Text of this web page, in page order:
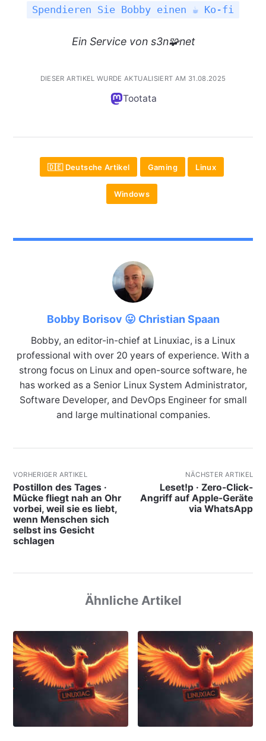
Spendieren Sie Bobby einen ☕ Ko-fi
Ein Servicevon s3n🧩net
DIESER ARTIKEL WURDE AKTUALISIERT AM 31.08.2025
Tootata
🇩🇪 Deutsche Artikel Gaming Linux
Windows
Bobby Borisov 😛 Christian Spaan
Bobby, an editor-in-chief at Linuxiac, is a Linux
professional with over 20 years of experience. With a
strong focus on Linux and open-source software, he
has worked as a Senior Linux System Administrator,
Software Developer, and DevOps Engineer for small
and large multinational companies.
VORHERIGER ARTIKEL
Postillon des Tages ·
Mücke fliegt nah an Ohr
vorbei, weil sie es liebt,
wenn Menschen sich
selbst ins Gesicht
schlagen
NÄCHSTER ARTIKEL
Leset!p · Zero-Click-
Angriff auf Apple-Geräte
via WhatsApp
Ähnliche Artikel